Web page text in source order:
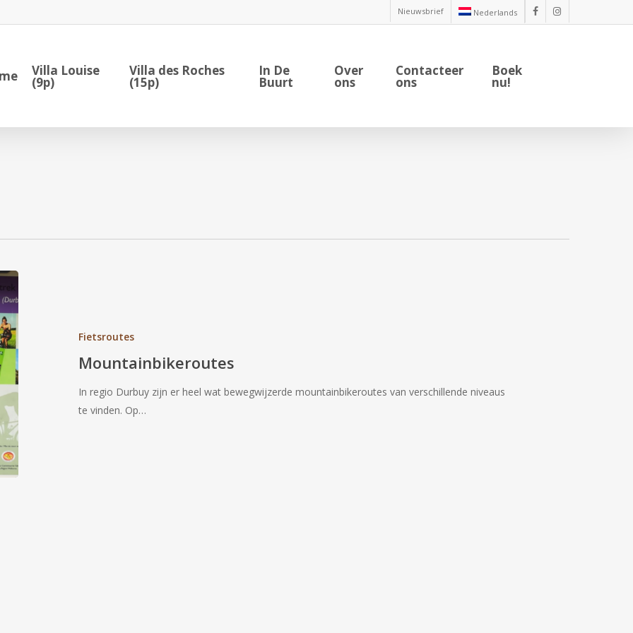
facebookinstagram
Nieuwsbrief Nederlands
Villa Louise
(9p)
Villa des Roches
(15p)
In De
Buurt
Over
ons
Contacteer
ons
Boek
nu!
Fietsroutes
Mountainbikeroutes
In regio Durbuy zijn er heel wat bewegwijzerde mountainbikeroutes van verschillende niveaus
te vinden. Op…